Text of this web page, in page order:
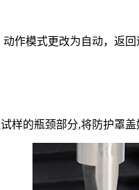
模式更改为自动，返回
样的瓶颈部分,将防护罩盖